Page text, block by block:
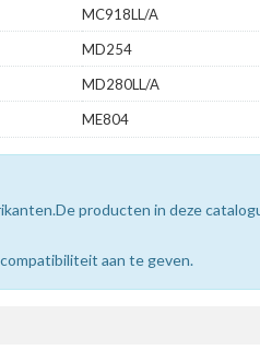
MC918LL/A
MD254
MD280LL/A
ME804
producten in deze
aan te geven.